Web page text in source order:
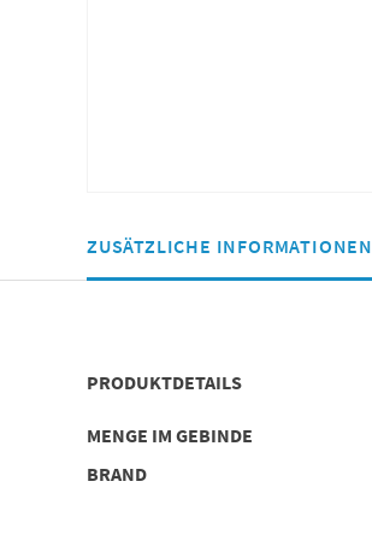
ZUSÄTZLICHE INFORMATIONEN
PRODUKTDETAILS
MENGE IM GEBINDE
BRAND